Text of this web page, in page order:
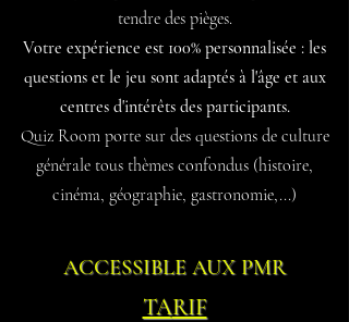
tendre des pièges.
Votre expérience est 100% personnalisée : les
questions et le jeu sont adaptés à l'âge et aux
centres d'intérêts des participants.
Quiz Room porte sur des questions de culture
générale tous thèmes confondus (histoire,
cinéma, géographie, gastronomie,...)
ACCESSIBLE AUX PMR
TARIF